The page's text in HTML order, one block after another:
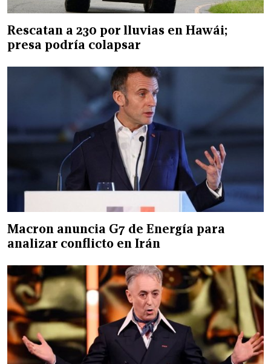
Rescatan a 230 por lluvias en Hawái;
presa podría colapsar
Macron anuncia G7 de Energía para
analizar conflicto en Irán